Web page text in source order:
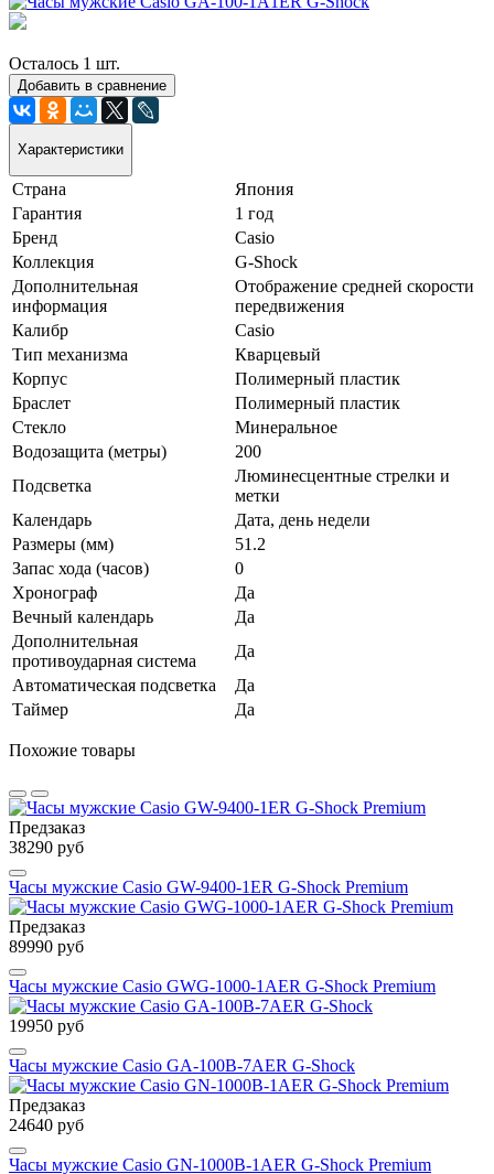
Осталось 1 шт.
Добавить в сравнение
Характеристики
Страна
Япония
Гарантия
1 год
Бренд
Casio
Коллекция
G-Shock
Дополнительная
информация
Отображение средней скорости
передвижения
Калибр
Casio
Тип механизма
Кварцевый
Корпус
Полимерный пластик
Браслет
Полимерный пластик
Стекло
Минеральное
Водозащита (метры)
200
Подсветка
Люминесцентные стрелки и
метки
Календарь
Дата, день недели
Размеры (мм)
51.2
Запас хода (часов)
0
Хронограф
Да
Вечный календарь
Да
Дополнительная
противоударная система
Да
Автоматическая подсветка
Да
Таймер
Да
Похожие товары
Предзаказ
38290 руб
Часы мужские Casio GW-9400-1ER G-Shock Premium
Предзаказ
89990 руб
Часы мужские Casio GWG-1000-1AER G-Shock Premium
19950 руб
Часы мужские Casio GA-100B-7AER G-Shock
Предзаказ
24640 руб
Часы мужские Casio GN-1000B-1AER G-Shock Premium